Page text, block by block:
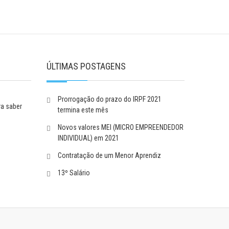
saber
ÚLTIMAS POSTAGENS
Prorrogação do prazo do IRPF 2021
termina este mês
Novos valores MEI (MICRO EMPREENDEDOR
INDIVIDUAL) em 2021
Contratação de um Menor Aprendiz
13º Salário